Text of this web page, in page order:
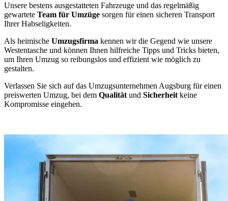
Unsere bestens ausgestatteten Fahrzeuge und das regelmäßig
gewartete Team für Umzüge sorgen für einen sicheren Transport
Ihrer Habseligkeiten.
Als heimische Umzugsfirma kennen wir die Gegend wie unsere
Westentasche und können Ihnen hilfreiche Tipps und Tricks bieten,
um Ihren Umzug so reibungslos und effizient wie möglich zu
gestalten.
Verlassen Sie sich auf das Umzugsunternehmen Augsburg für einen
preiswerten Umzug, bei dem Qualität und Sicherheit keine
Kompromisse eingehen.